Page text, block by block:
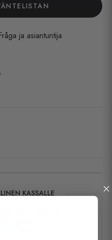
ja asiantuntija
KASSALLE